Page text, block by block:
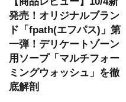
発売！オリジナルブラン
ド「fpath(エフパス)」第
一弾！デリケートゾーン
用ソープ「マルチフォー
ミングウォッシュ」を徹
底解剖